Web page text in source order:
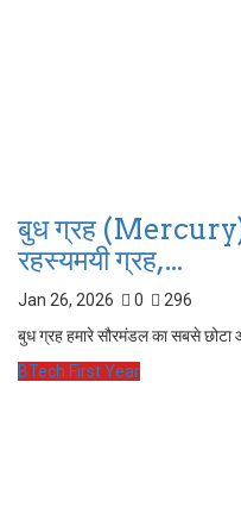
बुध ग्रह
रहस्यमयी ग्रह,...
Jan 26, 2026 0
296
बुध ग्रह हमारे सौरमंडल का सबसे
BTech First Year